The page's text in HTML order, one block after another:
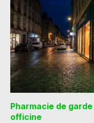
Pharmacie de
officine